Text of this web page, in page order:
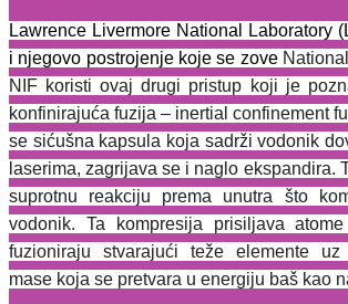
Lawrence Livermore National Laboratory
i njegovo postrojenje koje se zove
NIF koristi ovaj drugi pristup koji je
konfinirajuća fuzija – inertial confinement
se sićušna kapsula koja sadrži vodonik
laserima, zagrijava se i naglo ekspandira.
suprotnu reakciju prema unutra što
vodonik. Ta kompresija prisiljava
fuzioniraju stvarajući teže elemente
mase koja se pretvara u energiju baš kao